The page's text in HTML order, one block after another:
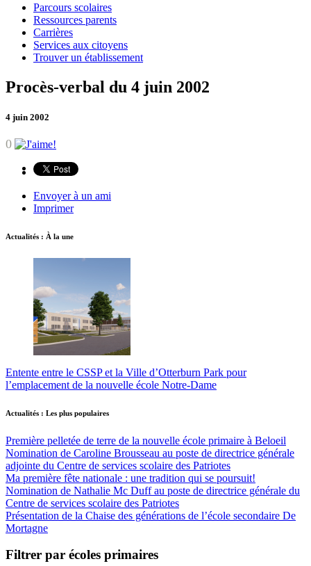
Parcours scolaires
Ressources parents
Carrières
Services aux citoyens
Trouver un établissement
Procès-verbal du 4 juin 2002
4 juin 2002
0
Envoyer à un ami
Imprimer
Actualités : À la une
Entente entre le CSSP et la Ville d’Otterburn Park pour
l’emplacement de la nouvelle école Notre-Dame
Actualités : Les plus populaires
Première pelletée de terre de la nouvelle école primaire à Beloeil
Nomination de Caroline Brousseau au poste de directrice générale
adjointe du Centre de services scolaire des Patriotes
Ma première fête nationale : une tradition qui se poursuit!
Nomination de Nathalie Mc Duff au poste de directrice générale du
Centre de services scolaire des Patriotes
Présentation de la Chaise des générations de l’école secondaire De
Mortagne
Filtrer par écoles primaires